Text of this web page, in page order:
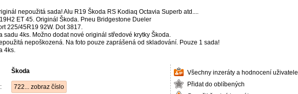
nepoužitá sada! Alu R19 Škoda RS Kodiaq Octavia Superb atd....
ET 45. Originál Škoda. Pneu Bridgestone Dueler
225/45R19 92W. Dot 3817.
sadu 4ks. Možno dodat nové originál středové krytky Škoda.
nepoškozená. Na foto pouze zaprášená od skladování. Pouze 1 sada!
4ks.
Škoda
722... zobraz číslo
Všechny inzeráty a hodnocení uživatele
Přidat do oblíbených